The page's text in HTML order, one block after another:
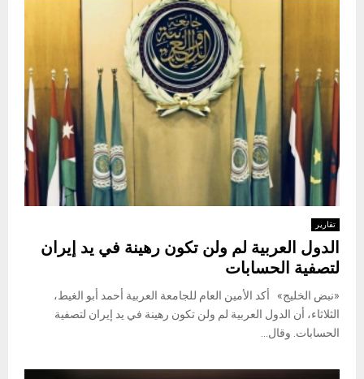
تقارير
الدول العربية لم ولن تكون رهينة في يد إيران
لتصفية الحسابات
«نبض الخليج» أكد الأمين العام للجامعة العربية أحمد أبو الغيط،
الثلاثاء، أن الدول العربية لم ولن تكون رهينة في يد إيران لتصفية
الحسابات. وقال...